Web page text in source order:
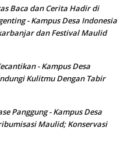
Baca dan Cerita Hadir di
- Kampus Desa Indonesia
dan Festival Maulid
- Kampus Desa
Kulitmu Dengan Tabir
Panggung - Kampus Desa
Maulid; Konservasi